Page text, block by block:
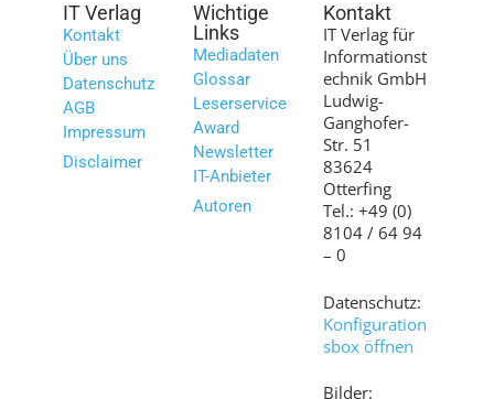
IT Verlag
Kontakt
Über uns
Datenschutz
AGB
Impressum
Disclaimer
Wichtige
Links
Mediadaten
Glossar
Leserservice
Award
Newsletter
IT-Anbieter
Autoren
Kontakt
IT Verlag für
Informationst
echnik GmbH
Ludwig-
Ganghofer-
Str. 51
83624
Otterfing
Tel.: +49 (0)
8104 / 64 94
– 0
Datenschutz:
Konfiguration
sbox öffnen
Bilder: